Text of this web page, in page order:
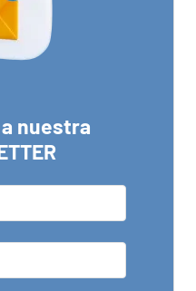
nuestra